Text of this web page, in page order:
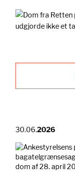
30.06.2026